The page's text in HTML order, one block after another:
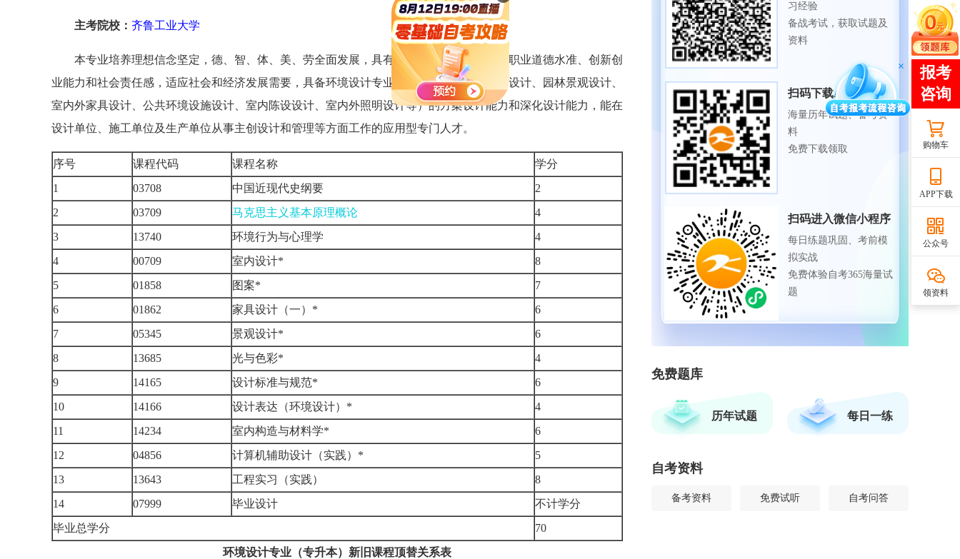
主考院校： 齐鲁工业大学
本专业培养理想信念坚定，德、智、体、美、劳全面发展，具有较高的科学文化素养、职业道德水准、创新创
业能力和社会责任感，适应社会和经济发展需要，具备环境设计专业相关方向（如建筑室内设计、园林景观设计、
室内外家具设计、公共环境设施设计、室内陈设设计、室内外照明设计等）的方案设计能力和深化设计能力，能在
设计单位、施工单位及生产单位从事主创设计和管理等方面工作的应用型专门人才。
序号 课程代码 课程名称
学分
1
03708 中国近现代史纲要
2
2
03709 马克思主义基本原理概论
4
3
13740 环境行为与心理学
4
4
00709 室内设计*
8
5
01858 图案*
7
6
01862 家具设计（一）*
6
7
05345 景观设计*
6
8
13685 光与色彩*
4
9
14165 设计标准与规范*
6
10
14166 设计表达（环境设计）*
4
11
14234 室内构造与材料学*
6
12
04856 计算机辅助设计（实践）*
5
13
13643 工程实习（实践）
8
14
07999 毕业设计
不计学分
毕业总学分
70
环境设计专业（专升本）新旧课程顶替关系表
习经验
备战考试，获取试题及
资料
扫码下载APP
海量历年试题、备考资
料
免费下载领取
扫码进入微信小程序
每日练题巩固、考前模
拟实战
免费体验自考365海量试
题
免费题库
历年试题 每日一练
自考资料
备考资料 免费试听 自考问答
购物车
APP下载
公众号
领资料